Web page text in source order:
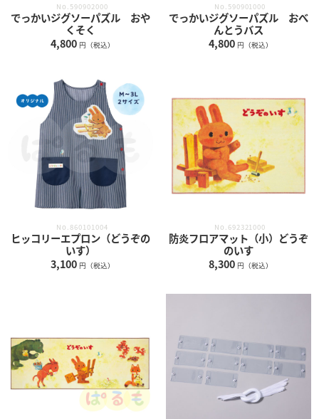
No.590902000
でっかいジグソーパズル おや
くそく
4,800 円（税込）
No.590901000
でっかいジグソーパズル おべ
んとうバス
4,800 円（税込）
No.860101004
ヒッコリーエプロン（どうぞの
いす）
3,100 円（税込）
No.692321000
防炎フロアマット（小）どうぞ
のいす
8,300 円（税込）